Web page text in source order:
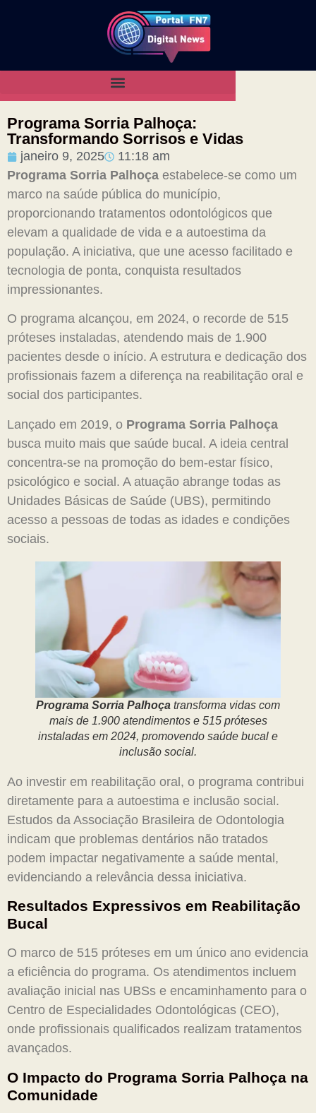
Programa Sorria Palhoça:
Transformando Sorrisos e Vidas
janeiro 9, 2025
11:18 am
Programa Sorria Palhoça estabelece-se como um
marco na saúde pública do município,
proporcionando tratamentos odontológicos que
elevam a qualidade de vida e a autoestima da
população. A iniciativa, que une acesso facilitado e
tecnologia de ponta, conquista resultados
impressionantes.
O programa alcançou, em 2024, o recorde de 515
próteses instaladas, atendendo mais de 1.900
pacientes desde o início. A estrutura e dedicação dos
profissionais fazem a diferença na reabilitação oral e
social dos participantes.
Lançado em 2019, o Programa Sorria Palhoça
busca muito mais que saúde bucal. A ideia central
concentra-se na promoção do bem-estar físico,
psicológico e social. A atuação abrange todas as
Unidades Básicas de Saúde (UBS), permitindo
acesso a pessoas de todas as idades e condições
sociais.
Programa Sorria Palhoça transforma vidas com
mais de 1.900 atendimentos e 515 próteses
instaladas em 2024, promovendo saúde bucal e
inclusão social.
Ao investir em reabilitação oral, o programa contribui
diretamente para a autoestima e inclusão social.
Estudos da Associação Brasileira de Odontologia
indicam que problemas dentários não tratados
podem impactar negativamente a saúde mental,
evidenciando a relevância dessa iniciativa.
Resultados Expressivos em Reabilitação
Bucal
O marco de 515 próteses em um único ano evidencia
a eficiência do programa. Os atendimentos incluem
avaliação inicial nas UBSs e encaminhamento para o
Centro de Especialidades Odontológicas (CEO),
onde profissionais qualificados realizam tratamentos
avançados.
O Impacto do Programa Sorria Palhoça na
Comunidade